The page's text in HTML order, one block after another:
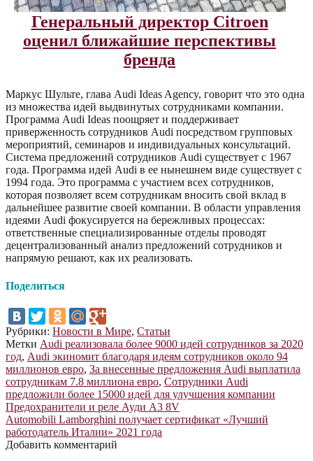
Генеральный директор Citroen
оценил ближайшие перспективы
бренда
Маркус Шульте, глава Audi Ideas Agency, говорит что это одна
из множества идей выдвинутых сотрудниками компании.
Программа Audi Ideas поощряет и поддерживает
приверженность сотрудников Audi посредством групповых
мероприятий, семинаров и индивидуальных консультаций.
Система предложений сотрудников Audi существует с 1967
года. Программа идей Audi в ее нынешнем виде существует с
1994 года. Это программа с участием всех сотрудников,
которая позволяет всем сотрудникам вносить свой вклад в
дальнейшее развитие своей компании. В области управления
идеями Audi фокусируется на бережливых процессах:
ответственные специализированные отделы проводят
децентрализованный анализ предложений сотрудников и
напрямую решают, как их реализовать.
Поделиться
Рубрики: Новости в Мире, Статьи
Метки Audi реализовала более 9000 идей сотрудников за 2020
год, Audi экиномит благодаря идеям сотрудников около 94
миллионов евро, За внесенные предложения Audi выплатила
сотрудникам 7.8 миллиона евро, Сотрудники Audi
предложили более 15000 идей для улучшения компании
Навигация
по
записям
Предыдущая
запись:
Предохранители и реле Ауди А3 8V
Следующая
запись:
Automobili Lamborghini получает сертификат «Лучший
работодатель Италии» 2021 года
Добавить комментарий